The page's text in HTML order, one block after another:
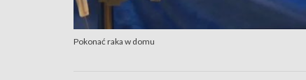
Pokonać raka w domu